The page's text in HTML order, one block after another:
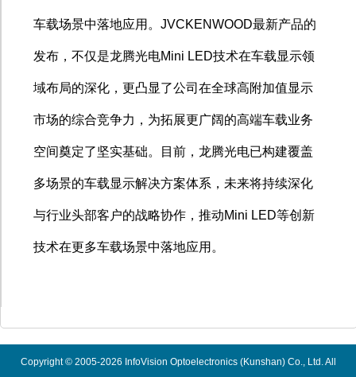
车载场景中落地应用。 JVCKENWOOD最新产品的
发布，不仅是龙腾光电Mini LED技术在车载显示领
域布局的深化，更凸显了公司在全球高附加值显示
市场的综合竞争力，为拓展更广阔的高端车载业务
空间奠定了坚实基础。目前，龙腾光电已构建覆盖
多场景的车载显示解决方案体系，未来将持续深化
与行业头部客户的战略协作，推动Mini LED等创新
技术在更多车载场景中落地应用。
Copyright © 2005-2026 InfoVision Optoelectronics (Kunshan) Co., Ltd. All